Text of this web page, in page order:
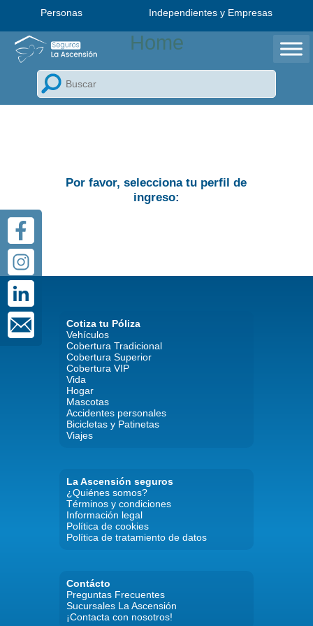
Personas Independientes y Empresas
Home
Por favor, selecciona tu perfil de
ingreso:
Cotiza tu Póliza
Vehículos
Cobertura Tradicional
Cobertura Superior
Cobertura VIP
Vida
Hogar
Mascotas
Accidentes personales
Bicicletas y Patinetas
Viajes
La Ascensión seguros
¿Quiénes somos?
Términos y condiciones
Información legal
Política de cookies
Política de tratamiento de datos
Contácto
Preguntas Frecuentes
Sucursales La Ascensión
¡Contacta con nosotros!